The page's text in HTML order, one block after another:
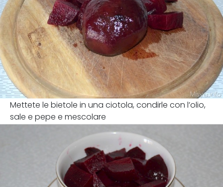
Mettete le bietole in una ciotola, condirle con l’olio,
sale e pepe e mescolare